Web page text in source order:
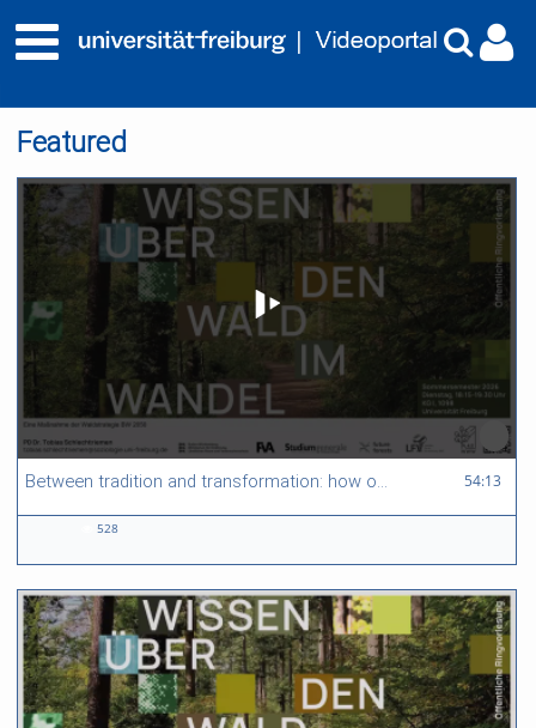
Featured
Between tradition and transformation: how owners, advisers and institutions co-create knowledge for resilient forests in Europe 54:13
54:13 duration
528
views